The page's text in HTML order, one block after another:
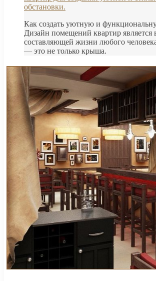
обстановки.
Как создать уютную и
Дизайн помещений квартир является
составляющей жизни любого
— это не только крыша.